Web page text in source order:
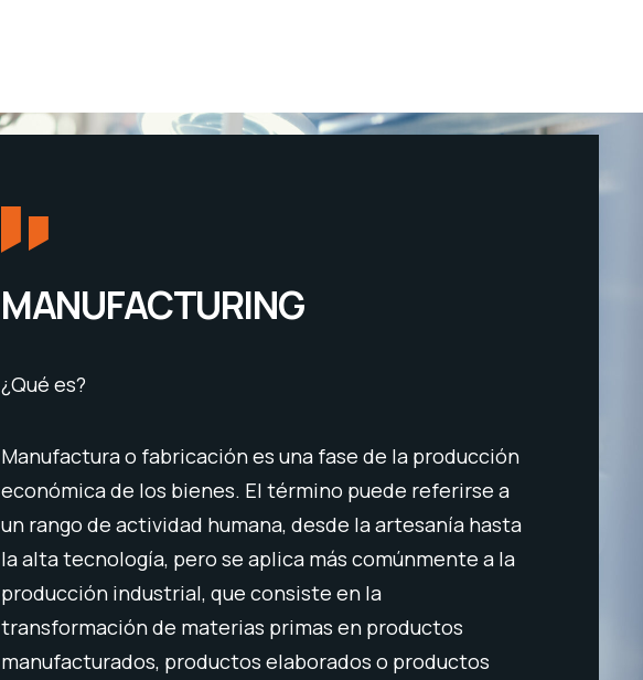
MANUFACTURING
¿Qué es?
Manufactura o fabricación es una fase de la producción
económica de los bienes. El término puede referirse a
un rango de actividad humana, desde la artesanía hasta
la alta tecnología, pero se aplica más comúnmente a la
producción industrial, que consiste en la
transformación de materias primas en productos
manufacturados, productos elaborados o productos